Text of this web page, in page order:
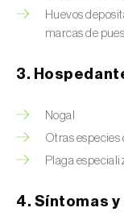
elegantalis)
Barrenillo del
Barrenillo
Barrenillo
typographus
Bicho
Huevos
marcas de
3.
Nogal
Otras especies
Plaga
4. Síntomas y